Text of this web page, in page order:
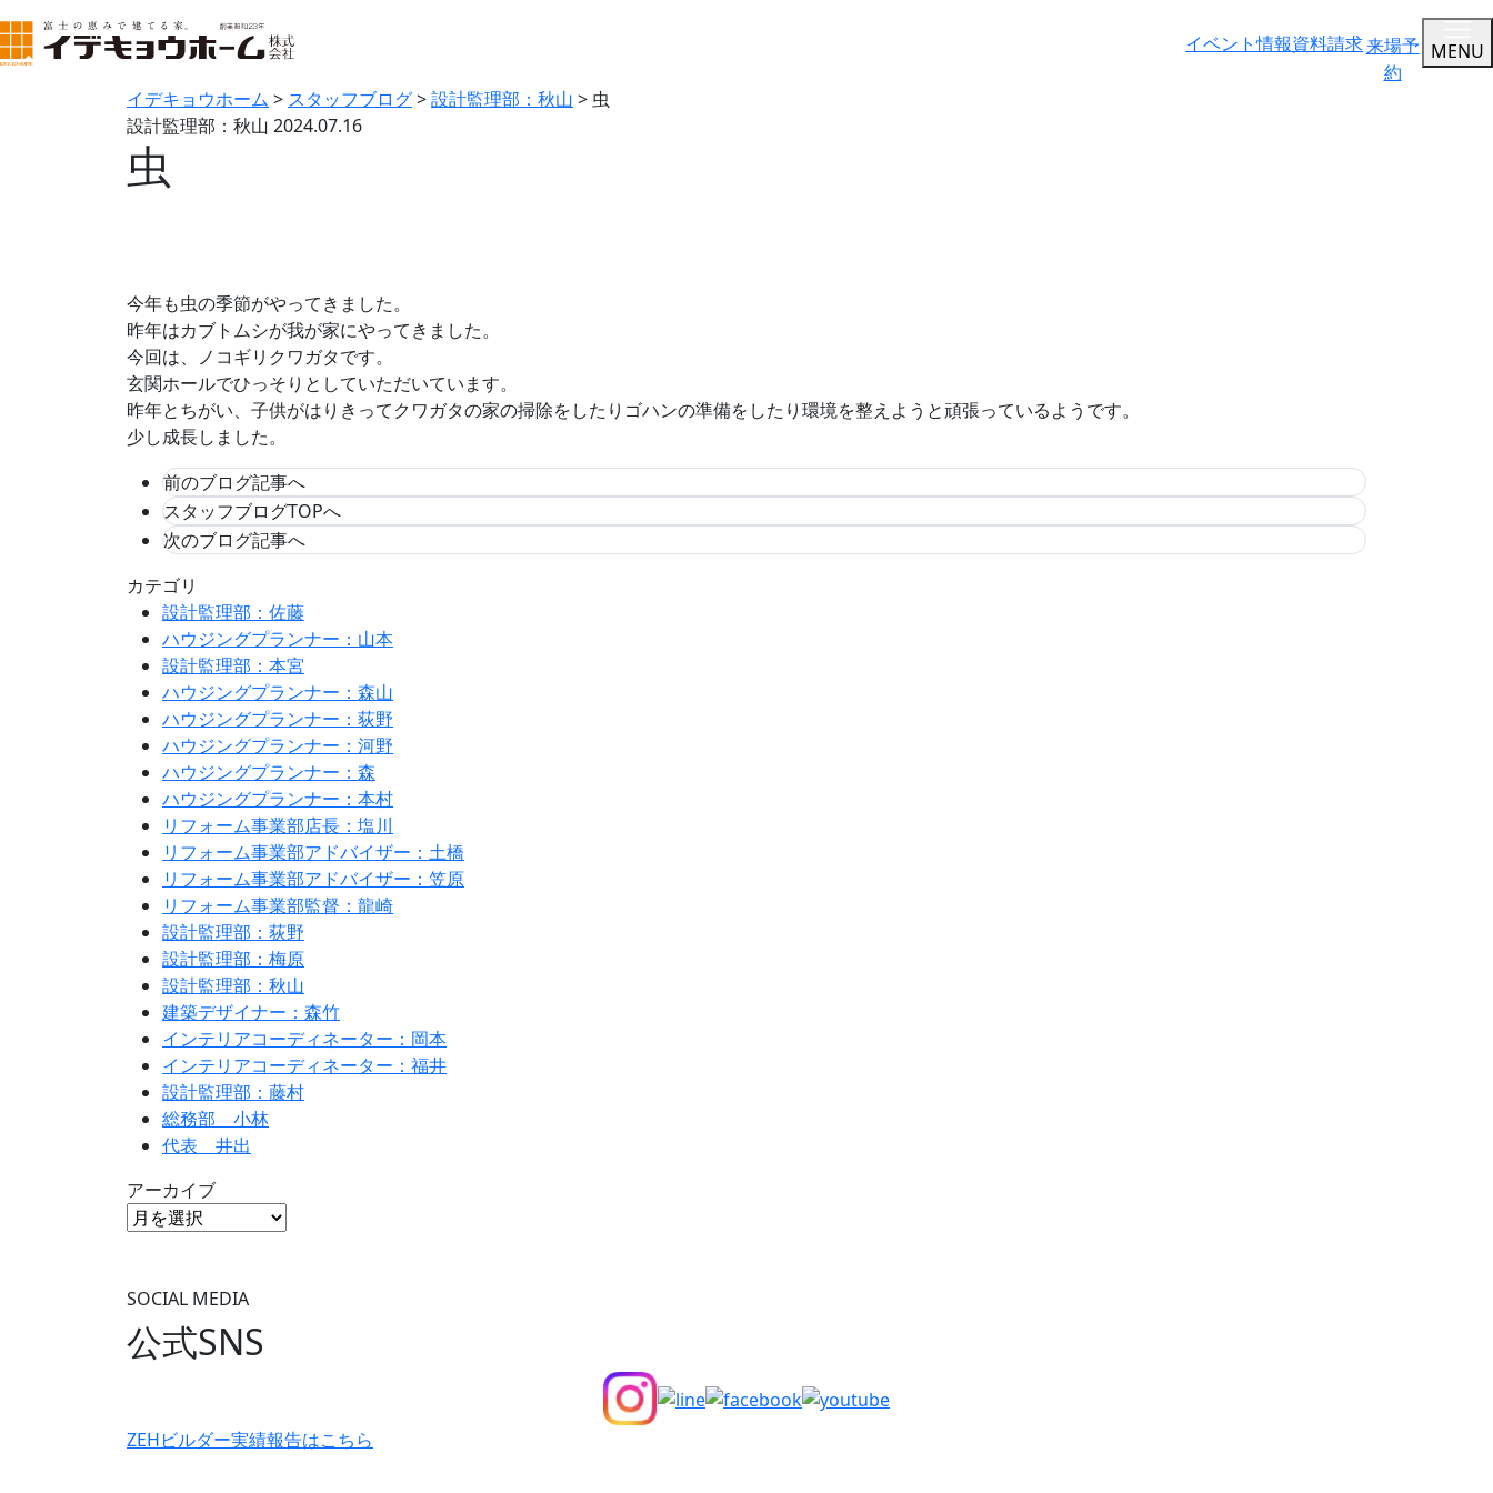
イベント情報資料請求来場予
約
MENU
イデキョウホーム > スタッフブログ>設計監理部：秋山 > 虫
設計監理部：秋山 2024.07.16
虫
今年も虫の季節がやってきました。
昨年はカブトムシが我が家にやってきました。
今回は、ノコギリクワガタです。
玄関ホールでひっそりとしていただいています。
昨年とちがい、子供がはりきってクワガタの家の掃除をしたりゴハンの準備をしたり環境を整えようと頑張っているようです。
少し成長しました。
前のブログ記事へ
スタッフブログTOPへ
次のブログ記事へ
カテゴリ
設計監理部：佐藤
ハウジングプランナー：山本
設計監理部：本宮
ハウジングプランナー：森山
ハウジングプランナー：荻野
ハウジングプランナー：河野
ハウジングプランナー：森
ハウジングプランナー：本村
リフォーム事業部店長：塩川
リフォーム事業部アドバイザー：土橋
リフォーム事業部アドバイザー：笠原
リフォーム事業部監督：龍崎
設計監理部：荻野
設計監理部：梅原
設計監理部：秋山
建築デザイナー：森竹
インテリアコーディネーター：岡本
インテリアコーディネーター：福井
設計監理部：藤村
総務部 小林
代表 井出
アーカイブ
SOCIAL MEDIA
公式SNS
ZEHビルダー実績報告はこちら